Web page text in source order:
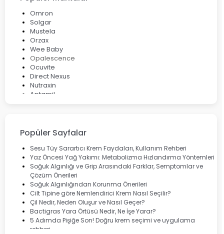
Omron
Solgar
Mustela
Orzax
Wee Baby
Opalescence
Ocuvite
Direct Nexus
Nutraxin
Aptamil
Lansinoh
Cebrolux
Dermoskin
Marvis
Rcfarma
Popüler Sayfalar
Sesu Tüy Sarartıcı Krem Faydaları, Kullanım Rehberi
Yaz Öncesi Yağ Yakımı: Metabolizma Hızlandırma Yöntemleri
Soğuk Algınlığı ve Grip Arasındaki Farklar, Semptomlar ve
Çözüm Önerileri
Soğuk Algınlığından Korunma Önerileri
Cilt Tipine göre Nemlendirici Krem Nasıl Seçilir?
Çil Nedir, Neden Oluşur ve Nasıl Geçer?
Bactigras Yara Örtüsü Nedir, Ne İşe Yarar?
5 Adımda Pişiğe Son! Doğru krem seçimi ve uygulama
rehberi